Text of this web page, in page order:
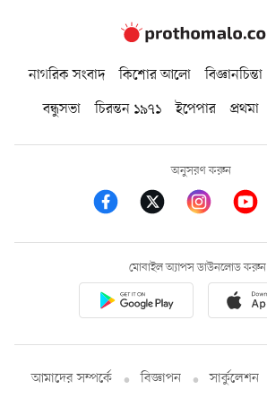
নাগরিক সংবাদ কিশোর আলো বিজ্ঞানচিন্তা
বন্ধুসভা
চিরন্তন ১৯৭১ ইপেপার প্রথমা
অনুসরণ করুন
মোবাইল অ্যাপস ডাউনলোড করুন
আমাদের সম্পর্কে বিজ্ঞাপন সার্কুলেশন